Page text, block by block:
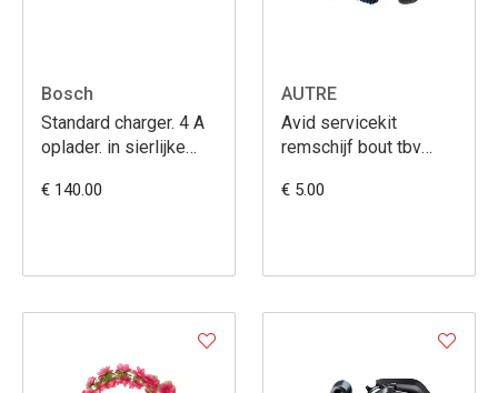
Bosch
Standard charger. 4 A
oplader. in sierlijke
€ 140.00
AUTRE
Avid servicekit
remschijf bout tbv
€ 5.00